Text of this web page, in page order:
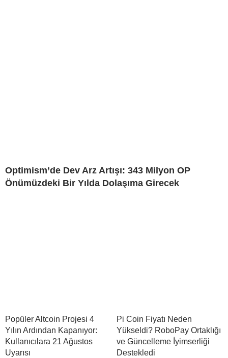
Optimism’de Dev Arz Artışı: 343 Milyon OP
Önümüzdeki Bir Yılda Dolaşıma Girecek
Popüler Altcoin Projesi 4
Yılın Ardından Kapanıyor:
Kullanıcılara 21 Ağustos
Uyarısı
Pi Coin Fiyatı Neden
Yükseldi? RoboPay Ortaklığı
ve Güncelleme İyimserliği
Destekledi